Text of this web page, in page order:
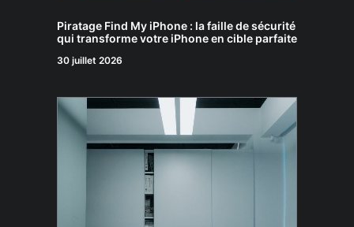
Piratage Find My iPhone : la faille de sécurité
qui transforme votre iPhone en cible parfaite
30 juillet 2026